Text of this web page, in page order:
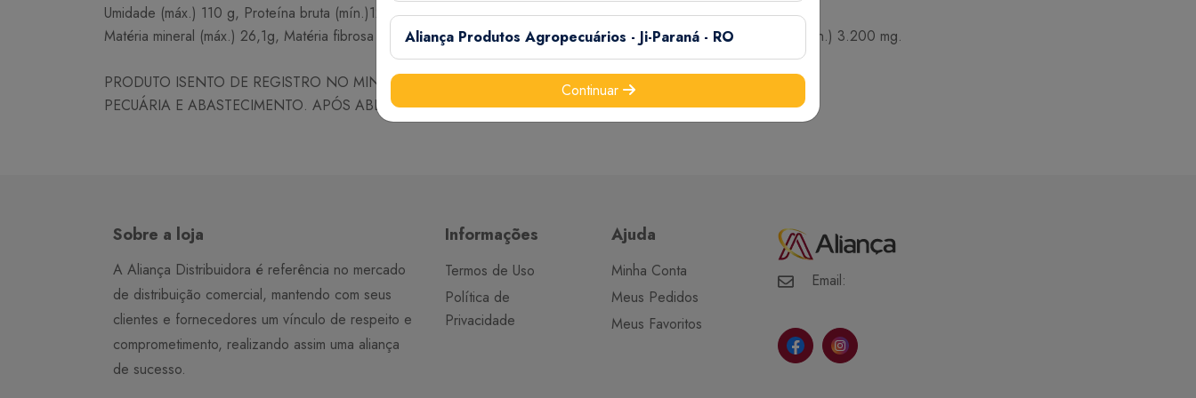
Umidade (máx.) 110 g, Proteína bruta (mín.)123,8 g. Extrato etéreo (mín.) 43,7g,
Matéria mineral (máx.) 26,1g, Matéria fibrosa (máx.) 66,3 g, Cálcio (mín.) 240 mg, Cálcio (Máx.) 300 mg Fósforo ( mín.) 3.200 mg.
PRODUTO ISENTO DE REGISTRO NO MINISTÉRIO DA AGRICULTURA.
PECUÁRIA E ABASTECIMENTO. APÓS ABERTO CONSEMIR PREFERENCIALMENTE EM 30 DIAS.
Sobre a loja
A Aliança Distribuidora é referência no mercado
de distribuição comercial, mantendo com seus
clientes e fornecedores um vínculo de respeito e
comprometimento, realizando assim uma aliança
de sucesso.
Informações
Termos de Uso
Política de
Privacidade
Ajuda
Minha Conta
Meus Pedidos
Meus Favoritos
Email:
Aliança Produtos Agropecuários - Ji-Paraná - RO
Continuar